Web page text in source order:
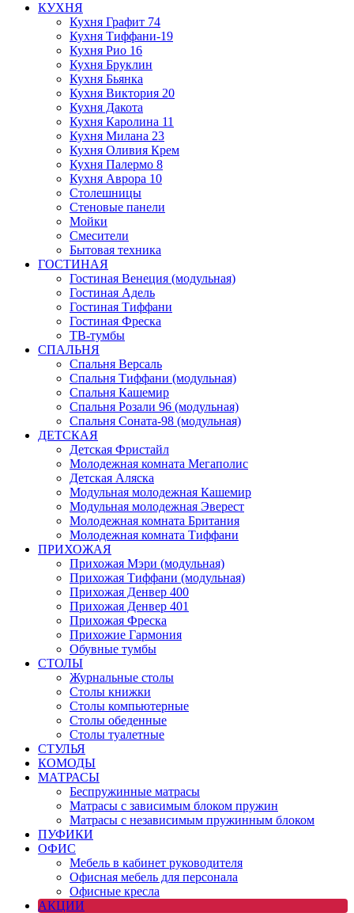
КУХНЯ
Кухня Графит 74
Кухня Тиффани-19
Кухня Рио 16
Кухня Бруклин
Кухня Бьянка
Кухня Виктория 20
Кухня Дакота
Кухня Каролина 11
Кухня Милана 23
Кухня Оливия Крем
Кухня Палермо 8
Кухня Аврора 10
Столешницы
Стеновые панели
Мойки
Смесители
Бытовая техника
ГОСТИНАЯ
Гостиная Венеция (модульная)
Гостиная Адель
Гостиная Тиффани
Гостиная Фреска
ТВ-тумбы
СПАЛЬНЯ
Спальня Версаль
Спальня Тиффани (модульная)
Спальня Кашемир
Спальня Розали 96 (модульная)
Спальня Соната-98 (модульная)
ДЕТСКАЯ
Детская Фристайл
Молодежная комната Мегаполис
Детская Аляска
Модульная молодежная Кашемир
Модульная молодежная Эверест
Молодежная комната Британия
Молодежная комната Тиффани
ПРИХОЖАЯ
Прихожая Мэри (модульная)
Прихожая Тиффани (модульная)
Прихожая Денвер 400
Прихожая Денвер 401
Прихожая Фреска
Прихожие Гармония
Обувные тумбы
СТОЛЫ
Журнальные столы
Столы книжки
Столы компьютерные
Столы обеденные
Столы туалетные
СТУЛЬЯ
КОМОДЫ
МАТРАСЫ
Беспружинные матрасы
Матрасы с зависимым блоком пружин
Матрасы с независимым пружинным блоком
ПУФИКИ
ОФИС
Мебель в кабинет руководителя
Офисная мебель для персонала
Офисные кресла
АКЦИИ